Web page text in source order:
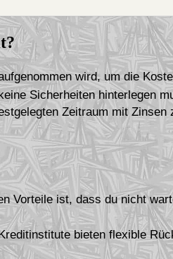
wird, um die
Sicherheiten hinterlegen
Zeitraum mit
Vorteile ist, dass du nicht
bieten flexible